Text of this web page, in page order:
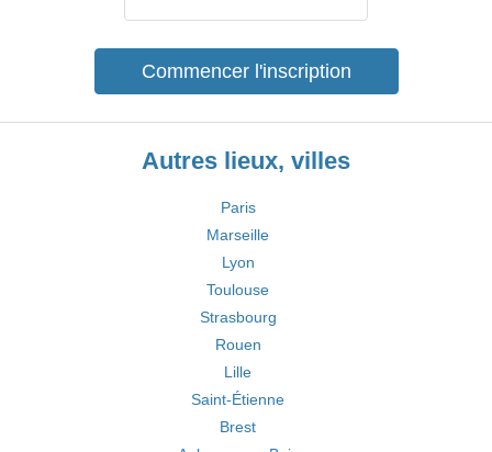
Commencer l'inscription
Autres lieux, villes
Paris
Marseille
Lyon
Toulouse
Strasbourg
Rouen
Lille
Saint-Étienne
Brest